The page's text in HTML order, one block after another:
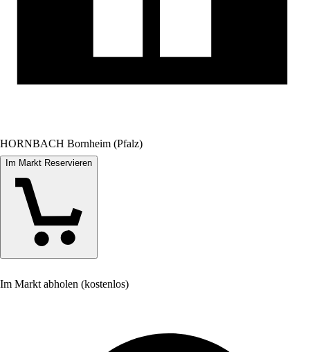
HORNBACH Bornheim (Pfalz)
Im Markt Reservieren
Im Markt abholen (kostenlos)